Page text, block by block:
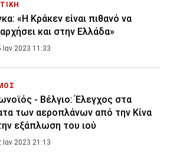
«Η Κράκεν είναι πιθανό να
και στην Ελλάδα»
Ιαν 2023 11:33
- Βέλγιο: Έλεγχος στα
των αεροπλάνων από την Κίνα
εξάπλωση του ιού
Ιαν 2023 21:13